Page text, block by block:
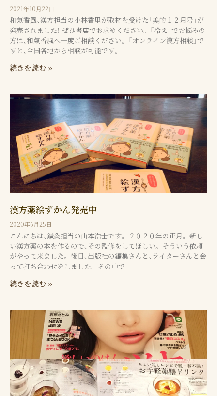
2021年10月22日
和氣香風、漢方担当の小林香里が取材を受けた「美的１２月号」が
発売されました！ ぜひ書店でお求めください。 「冷え」でお悩みの
方は、和氣香風へ一度ご相談ください。 「オンライン漢方相談」で
すと、全国各地から相談が可能です。
続きを読む »
漢方薬絵ずかん発売中
2020年6月25日
こんにちは、鍼灸担当の山本浩士です。 ２０２０年の正月。 新し
い漢方薬の本を作るので、その監修をしてほしい。 そういう依頼
がやって来ました。 後日、出版社の編集さんと、ライターさんと会
って打ち合わせをしました。 その中で
続きを読む »